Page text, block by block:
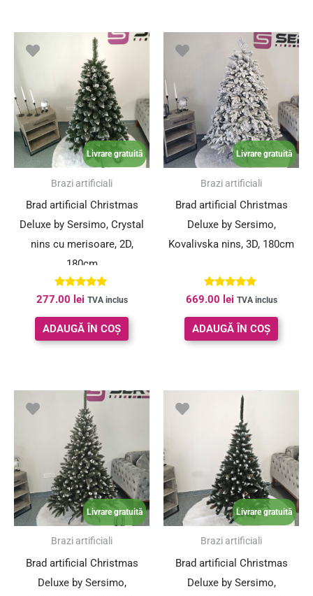
Livrare gratuită
Brazi artificiali
Brad artificial Christmas
Deluxe by Sersimo, Crystal
nins cu merisoare, 2D,
180cm
Evaluat la
4.95
din 5
277.00 lei TVA inclus
ADAUGĂ ÎN COȘ
Livrare gratuită
Brazi artificiali
Brad artificial Christmas
Deluxe by Sersimo,
Kovalivska nins, 3D, 180cm
Evaluat la
5.00
din 5
669.00 lei TVA inclus
ADAUGĂ ÎN COȘ
SUPER PREȚ!
Livrare gratuită
Brazi artificiali
Brad artificial Christmas
Deluxe by Sersimo,
Prețul
inițial
a
fost:
366.00 lei.
Prețul
SUPER PREȚ!
Livrare gratuită
Brazi artificiali
Brad artificial Christmas
Deluxe by Sersimo,
Prețul
inițial
fost:
259.00 lei.